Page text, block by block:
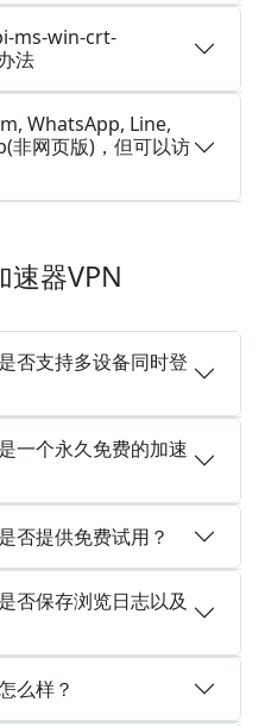
ms-win-crt-
法
WhatsApp, Line,
非网页版)，但可以访
速器VPN
否支持多设备同时登
一个永久免费的加速
否提供免费试用？
否保存浏览日志以及
么样？